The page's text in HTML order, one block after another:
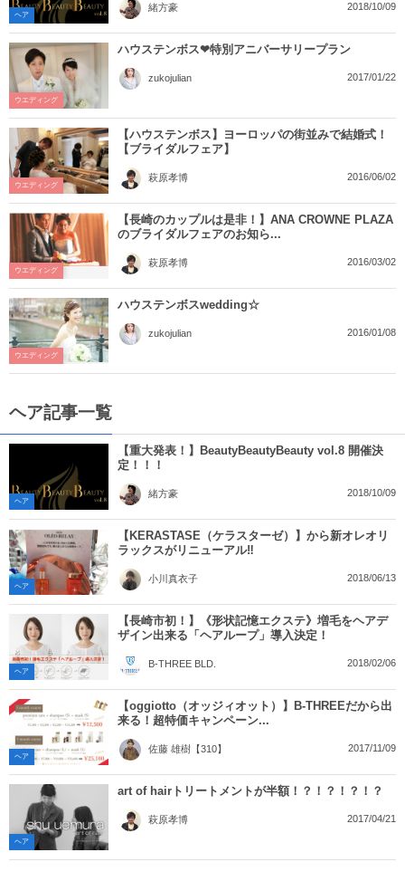
ヘア
緒方豪 2018/10/09
ウエディング
ハウステンボス❤特別アニバーサリープラン
zukojulian 2017/01/22
ウエディング
【ハウステンボス】ヨーロッパの街並みで結婚式！
【ブライダルフェア】
萩原孝博 2016/06/02
ウエディング
【長崎のカップルは是非！】ANA CROWNE PLAZA
のブライダルフェアのお知ら...
萩原孝博 2016/03/02
ウエディング
ハウステンボスwedding☆
zukojulian 2016/01/08
ヘア記事一覧
ヘア
【重大発表！】BeautyBeautyBeauty vol.8 開催決
定！！！
緒方豪 2018/10/09
ヘア
【KERASTASE（ケラスターゼ）】から新オレオリ
ラックスがリニューアル‼︎
小川真衣子 2018/06/13
ヘア
【長崎市初！】《形状記憶エクステ》増毛をヘアデ
ザイン出来る「ヘアループ」導入決定！
B-THREE BLD. 2018/02/06
ヘア
【oggiotto（オッジィオット）】B-THREEだから出
来る！超特価キャンペーン...
佐藤 雄樹【310】 2017/11/09
ヘア
art of hairトリートメントが半額！？！？！？！？
萩原孝博 2017/04/21